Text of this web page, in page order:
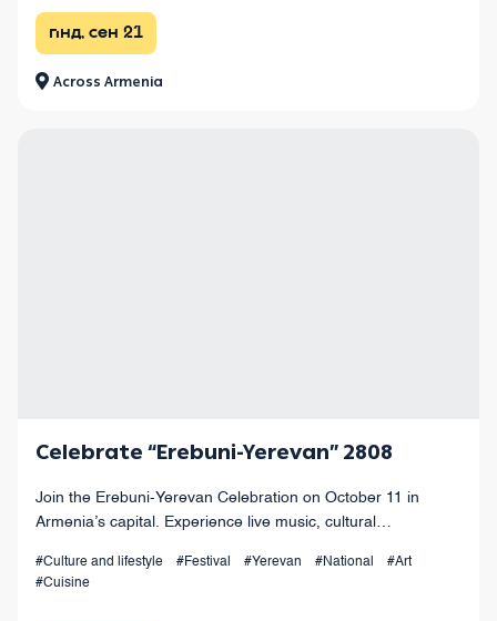
пнд, сен 21
Across Armenia
Celebrate “Erebuni-Yerevan” 2808
Join the Erebuni-Yerevan Celebration on October 11 in
Armenia’s capital. Experience live music, cultural
spectacular grand finale at Republic Square.
#Culture and lifestyle #Festival #Yerevan #National
#Art
#Cuisine